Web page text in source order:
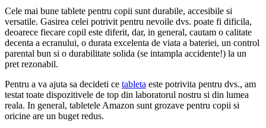
Cele mai bune tablete pentru copii sunt durabile, accesibile si
versatile. Gasirea celei potrivit pentru nevoile dvs. poate fi dificila,
deoarece fiecare copil este diferit, dar, in general, cautam o calitate
decenta a ecranului, o durata excelenta de viata a bateriei, un control
parental bun si o durabilitate solida (se intampla accidente!) la un
pret rezonabil.
Pentru a va ajuta sa decideti ce tableta este potrivita pentru dvs., am
testat toate dispozitivele de top din laboratorul nostru si din lumea
reala. In general, tabletele Amazon sunt grozave pentru copii si
oricine are un buget redus.